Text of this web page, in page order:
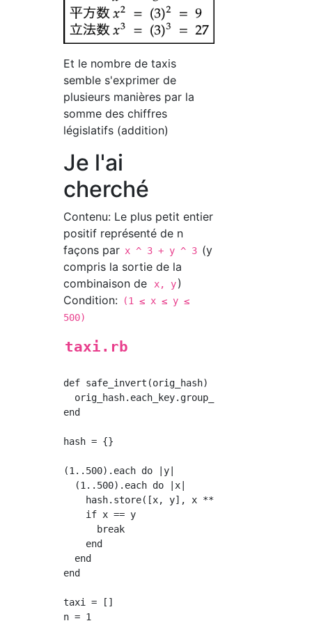
Et le nombre de taxis
semble s'exprimer de
plusieurs manières par la
somme des chiffres
législatifs (addition)
Je l'ai
cherché
Contenu: Le plus petit entier
positif représenté de n
façons par x ^ 3 + y ^ 3 (y
compris la sortie de la
combinaison de
x, y)
Condition:
(1 ≤ x ≤ y ≤
500)
taxi.rb
def safe_invert(orig_hash)
orig_hash.each_key.group_by { |key|
end
hash = {}
(1..500).each do |y|
  (1..500).each do |x|
    hash.store([x, y], x ** 3 + y ** 3)
    if x == y
      break
    end
  end
end
taxi = []
n = 1